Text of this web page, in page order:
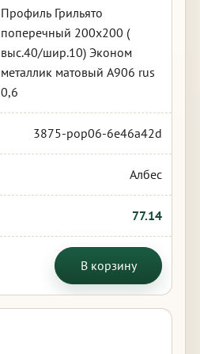
Профиль Грильято
поперечный 200х200 (
выс.40/шир.10) Эконом
металлик матовый А906 rus
0,6
3875-pop06-6e46a42d
Албес
77.14
В корзину